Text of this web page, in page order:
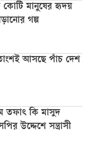
মানুষের হৃদয়
গল্প
আসছে পাঁচ দেশ
তফাৎ কি মাসুদ
উদ্দেশে সন্ত্রাসী